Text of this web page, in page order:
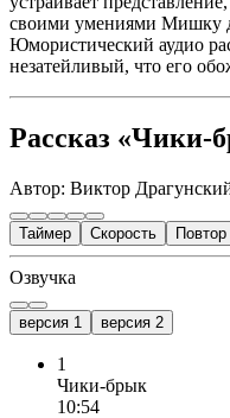
своими умениями Мишку
Юмористический аудио
незатейливый, что его
Рассказ «Чики-
Автор: Виктор
Таймер Скорость Повтор
Озвучка
версия 1 версия 2
1
Чики-брык
10:54